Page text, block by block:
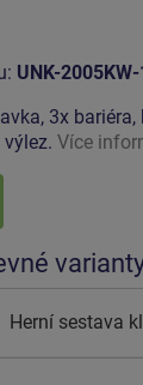
UNK-
3x
Více
Herní sestava